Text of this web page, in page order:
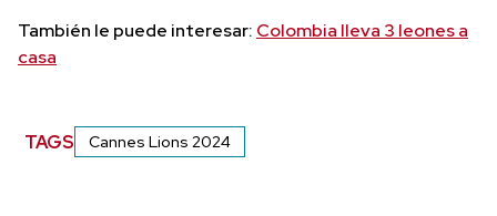
También le puede interesar: Colombia lleva 3 leones a
casa
TAGS Cannes Lions 2024